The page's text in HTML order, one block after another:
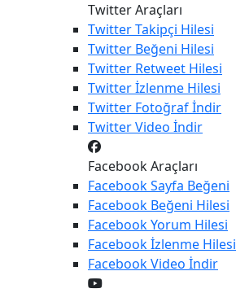
Twitter Araçları
TwitterTakipçi Hilesi
Twitter Beğeni Hilesi
Twitter Retweet Hilesi
Twitterİzlenme Hilesi
Twitter Fotoğraf İndir
TwitterVideo İndir
Facebook Araçları
FacebookSayfa Beğeni
Facebook Beğeni Hilesi
FacebookYorum Hilesi
Facebookİzlenme Hilesi
FacebookVideo İndir